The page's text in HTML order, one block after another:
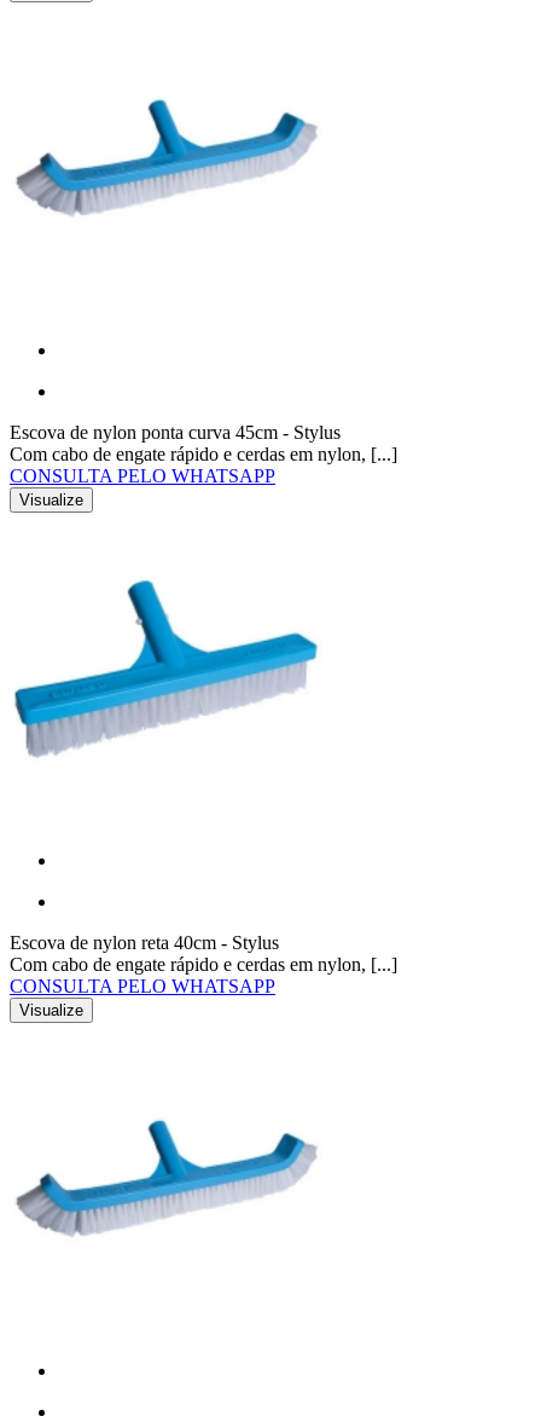
Escova de nylon ponta curva 45cm - Stylus
Com cabo de engate rápido e cerdas em nylon, [...]
CONSULTA PELO WHATSAPP
Visualize
Escova de nylon reta 40cm - Stylus
Com cabo de engate rápido e cerdas em nylon, [...]
CONSULTA PELO WHATSAPP
Visualize